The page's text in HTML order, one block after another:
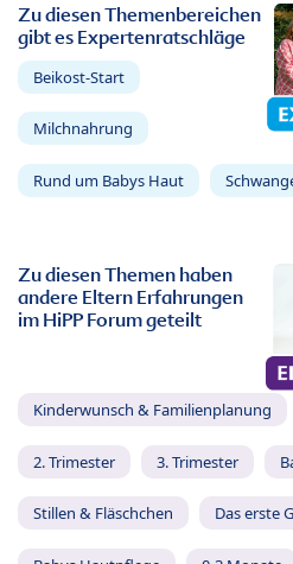
Zu diesen Themenbereichen
gibt es Expertenratschläge
Beikost-Start
Milchnahrung
Rund um Babys Haut
Zu diesen Themen haben
andere Eltern Erfahrungen
im HiPP Forum geteilt
Kinderwunsch & Familienplanung
2. Trimester 3. Trimester
Stillen & Fläschchen Das erste